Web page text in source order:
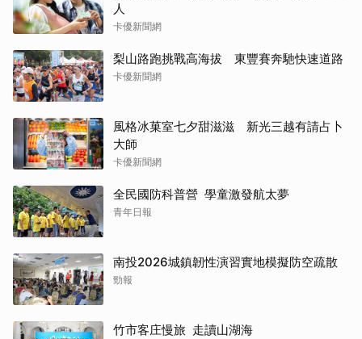
人
卡優新聞網
梨山路跑挑戰高海拔 東豐賽奔馳快速道路
卡優新聞網
風格冰菓室七夕甜滋滋 新光三越有請占卜
大師
卡優新聞網
全民國防科普營 學童激發航太夢
青年日報
南投2026城鎮韌性演習實地模擬防空疏散
勁報
竹市客庄慢旅 走讀山湖海